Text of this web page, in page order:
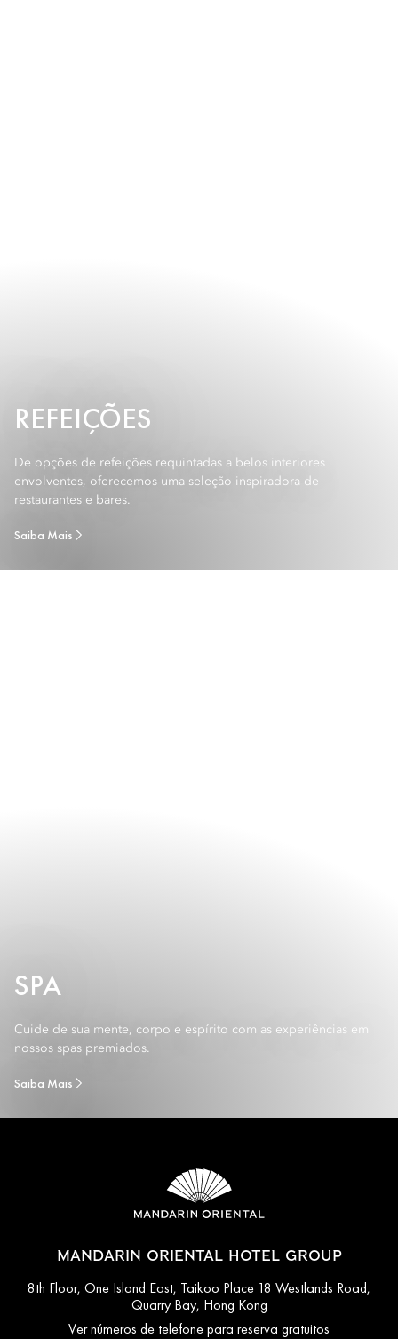
REFEIÇÕES
De opções de refeições requintadas a belos interiores
envolventes, oferecemos uma seleção inspiradora de
restaurantes e bares.
Saiba Mais
SPA
Cuide de sua mente, corpo e espírito com as experiências em
nossos spas premiados.
Saiba Mais
MANDARIN ORIENTAL HOTEL GROUP
8th Floor, One Island East, Taikoo Place 18 Westlands Road,
Quarry Bay, Hong Kong
Ver números de telefone para reserva gratuitos